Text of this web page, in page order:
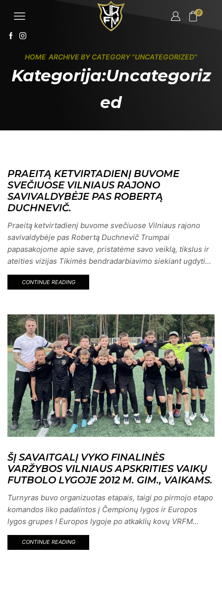
0
HOME ARCHIVE BY CATEGORY "UNCATEGORIZED"
Kategorija:Uncategoriz
ed
PRAEITĄ KETVIRTADIENĮ BUVOME
SVEČIUOSE VILNIAUS RAJONO
SAVIVALDYBĖJE PAS ROBERTĄ
DUCHNEVIČ.
Praeitą ketvirtadienį buvome svečiuose Vilniaus rajono
savivaldybėje pas Robertą Duchnevič Trumpai
papasakojome apie save, pristatėme savo veiklą, tikslus ir
ateities vizijas Tikimės bendradarbiavimo siekiant ugdyti...
CONTINUE READING
ŠĮ SAVAITGALĮ VYKO FINALINĖS
VARŽYBOS VILNIAUS APSKRITIES VAIKŲ
FUTBOLO LYGOJE 2012 M. GIM., VAIKAMS.
Turnyras buvo organizuotas etapais, taigi po pirmojo etapo
komandos liko padalintos į Čempionų lygos ir Europos
lygos grupes ! Europos lygoje po atkaklių kovų VRFM...
CONTINUE READING